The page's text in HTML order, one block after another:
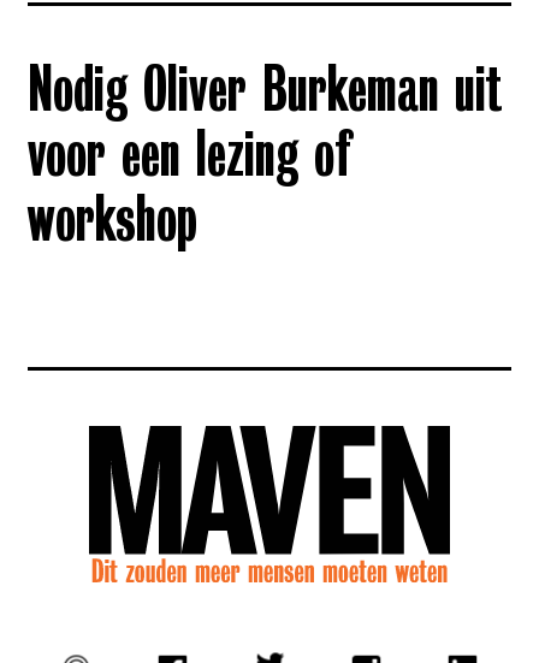
Nodig Oliver Burkeman uit
voor een lezing of
workshop